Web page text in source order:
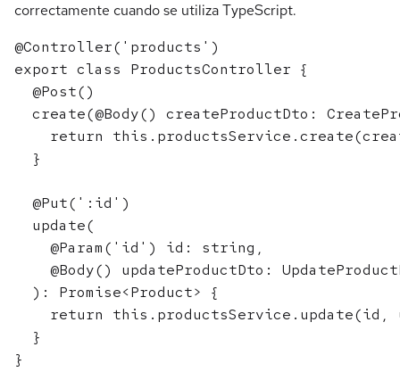
correctamente cuando se utiliza TypeScript.
@Controller('products')
export class ProductsController {
  @Post()
create(@Body() createProductDto:
return
  }
  @Put(':id')
  update(
    @Param('id') id: string,
@Body() updateProductDto:
  ): Promise<Product> {
return this.productsService.update(id,
  }